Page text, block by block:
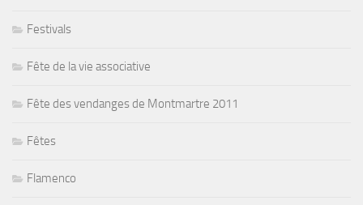
Festivals
Fête de la vie associative
Fête des vendanges de Montmartre 2011
Fêtes
Flamenco